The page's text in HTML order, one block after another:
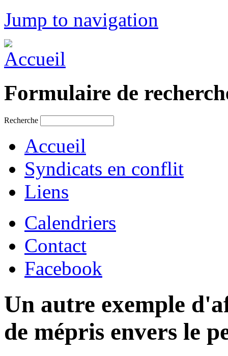
Jump to navigation
Formulaire de
Recherche
Accueil
Syndicats en conflit
Liens
Calendriers
Contact
Facebook
Un autre exemple
de mépris envers le